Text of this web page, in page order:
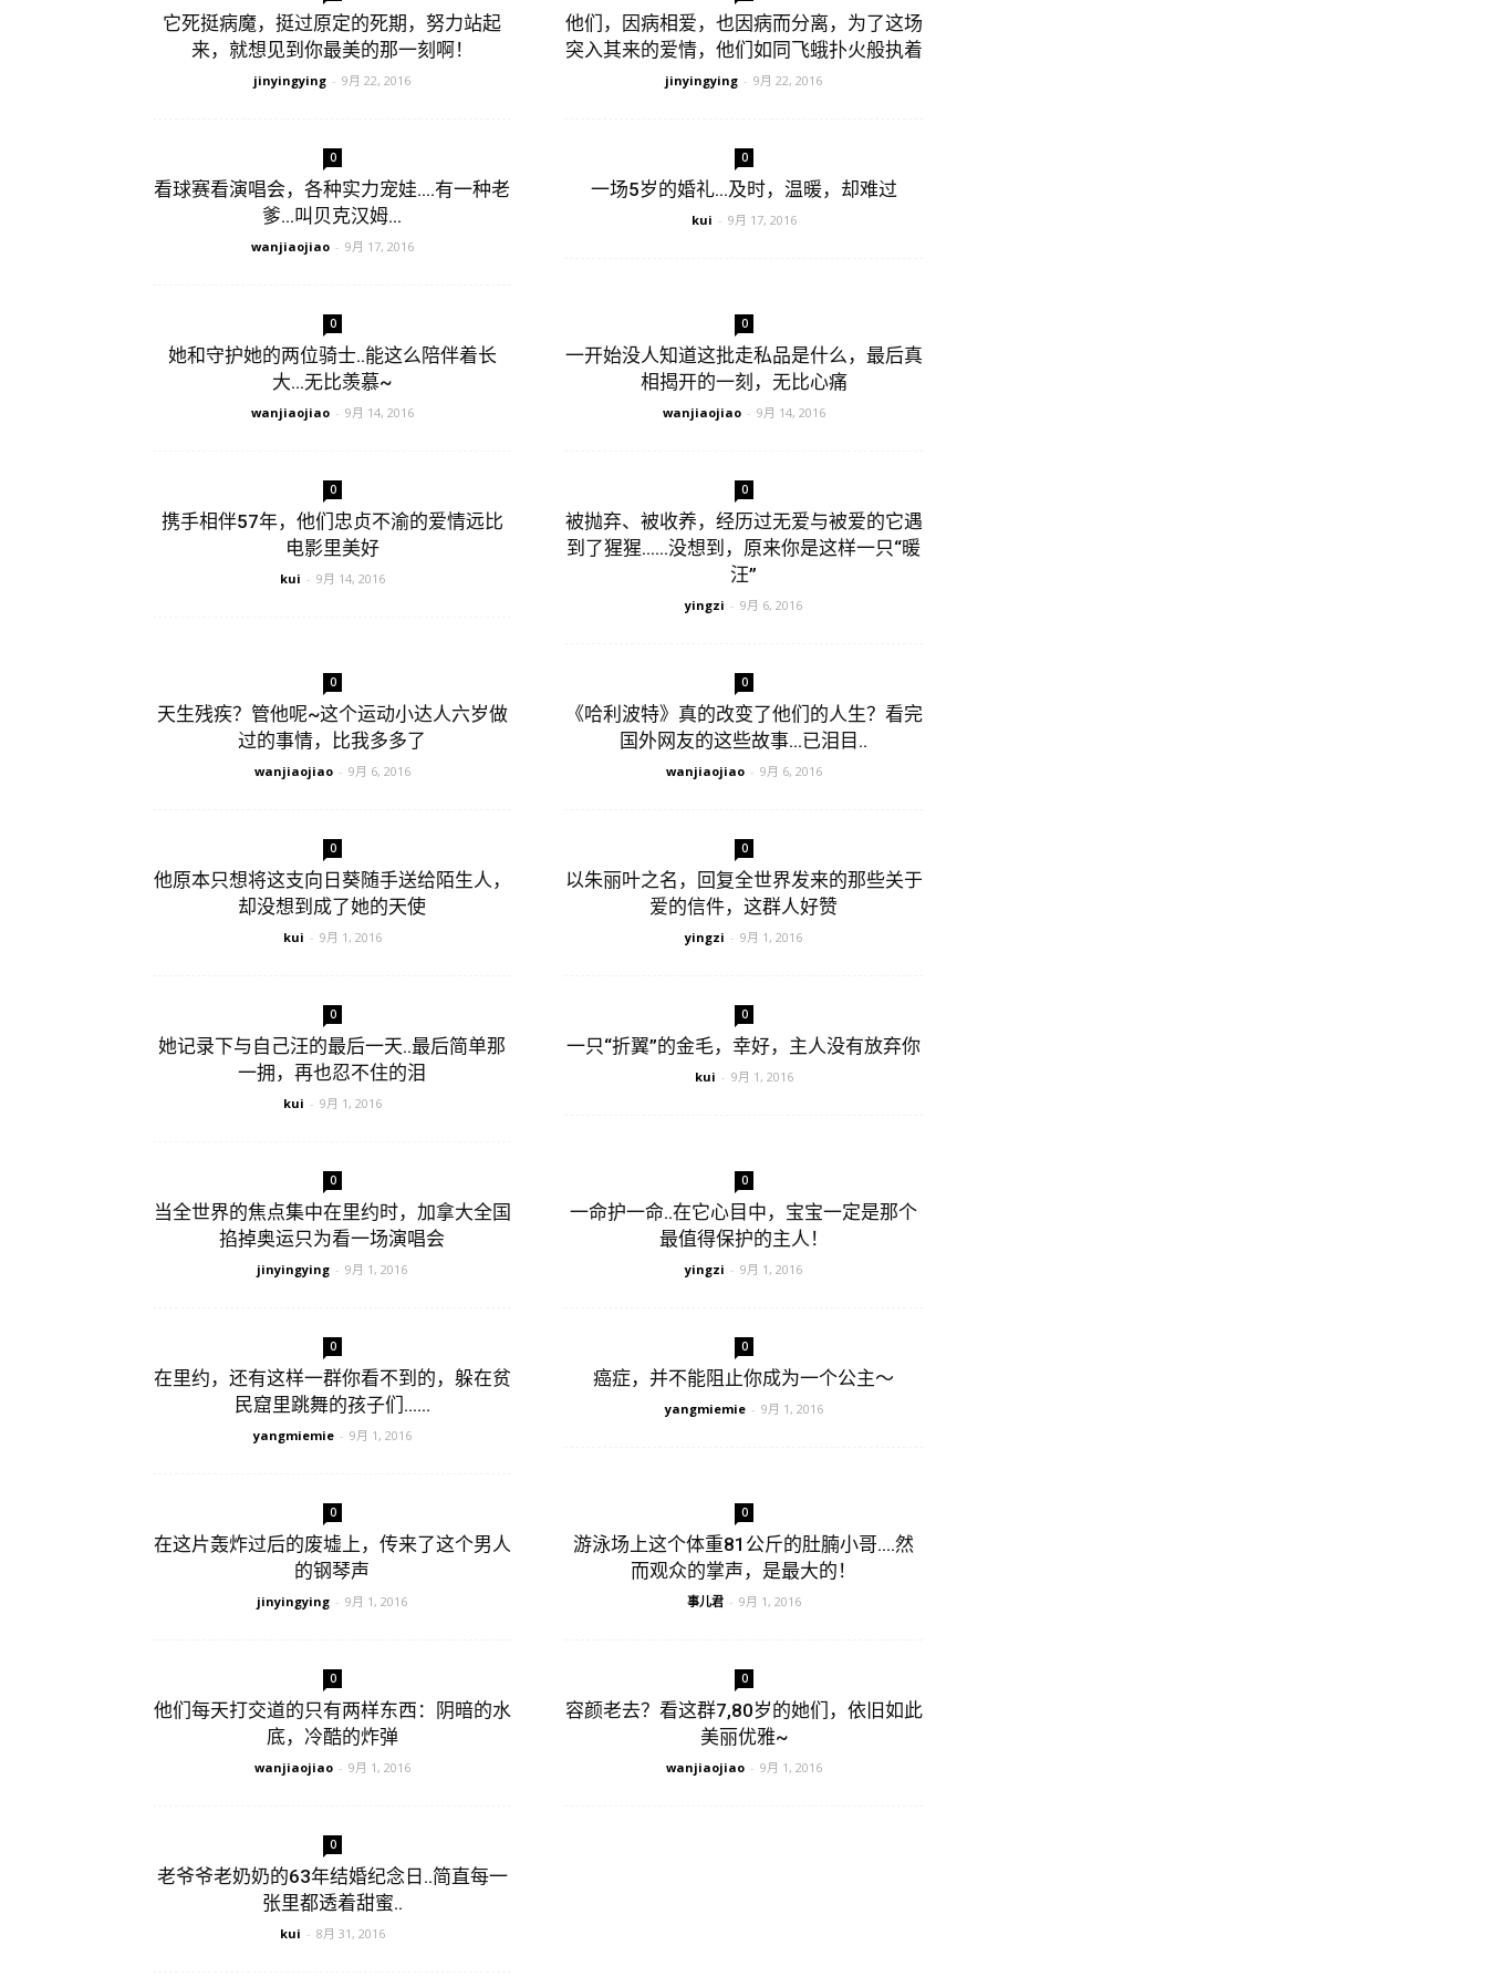
它死挺病魔，挺过原定的死期，努力站起
来，就想见到你最美的那一刻啊！
jinyingying - 9月 22, 2016
他们，因病相爱，也因病而分离，为了这场
突入其来的爱情，他们如同飞蛾扑火般执着
jinyingying - 9月 22, 2016
0
看球赛看演唱会，各种实力宠娃….有一种老
爹…叫贝克汉姆…
wanjiaojiao - 9月 17, 2016
0
一场5岁的婚礼…及时，温暖，却难过
kui - 9月 17, 2016
0
她和守护她的两位骑士..能这么陪伴着长
大…无比羡慕~
wanjiaojiao - 9月 14, 2016
0
一开始没人知道这批走私品是什么，最后真
相揭开的一刻，无比心痛
wanjiaojiao - 9月 14, 2016
0
携手相伴57年，他们忠贞不渝的爱情远比
电影里美好
kui - 9月 14, 2016
0
被抛弃、被收养，经历过无爱与被爱的它遇
到了猩猩……没想到，原来你是这样一只“暖
汪”
yingzi - 9月 6, 2016
0
天生残疾？管他呢~这个运动小达人六岁做
过的事情，比我多多了
wanjiaojiao - 9月 6, 2016
0
《哈利波特》真的改变了他们的人生？看完
国外网友的这些故事…已泪目..
wanjiaojiao - 9月 6, 2016
0
他原本只想将这支向日葵随手送给陌生人，
却没想到成了她的天使
kui - 9月 1, 2016
0
以朱丽叶之名，回复全世界发来的那些关于
爱的信件，这群人好赞
yingzi - 9月 1, 2016
0
她记录下与自己汪的最后一天..最后简单那
一拥，再也忍不住的泪
kui - 9月 1, 2016
0
一只“折翼”的金毛，幸好，主人没有放弃你
kui - 9月 1, 2016
0
当全世界的焦点集中在里约时，加拿大全国
掐掉奥运只为看一场演唱会
jinyingying - 9月 1, 2016
0
一命护一命..在它心目中，宝宝一定是那个
最值得保护的主人！
yingzi - 9月 1, 2016
0
在里约，还有这样一群你看不到的，躲在贫
民窟里跳舞的孩子们……
yangmiemie - 9月 1, 2016
0
癌症，并不能阻止你成为一个公主～
yangmiemie - 9月 1, 2016
0
在这片轰炸过后的废墟上，传来了这个男人
的钢琴声
jinyingying - 9月 1, 2016
0
游泳场上这个体重81公斤的肚腩小哥….然
而观众的掌声，是最大的！
事儿君 - 9月 1, 2016
0
他们每天打交道的只有两样东西：阴暗的水
底，冷酷的炸弹
wanjiaojiao - 9月 1, 2016
0
容颜老去？看这群7,80岁的她们，依旧如此
美丽优雅~
wanjiaojiao - 9月 1, 2016
0
老爷爷老奶奶的63年结婚纪念日..简直每一
张里都透着甜蜜..
kui - 8月 31, 2016